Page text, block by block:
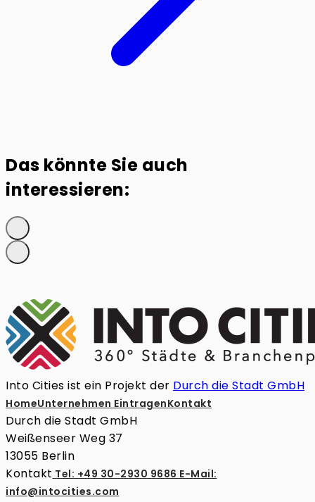
Das könnte Sie auch
interessieren:
Into Cities ist ein Projekt der Durch die Stadt GmbH
HomeUnternehmen EintragenKontakt
Durch die Stadt GmbH
Weißenseer Weg 37
13055 Berlin
Kontakt Tel: +49 30-2930 9686 E-Mail:
info@intocities.com